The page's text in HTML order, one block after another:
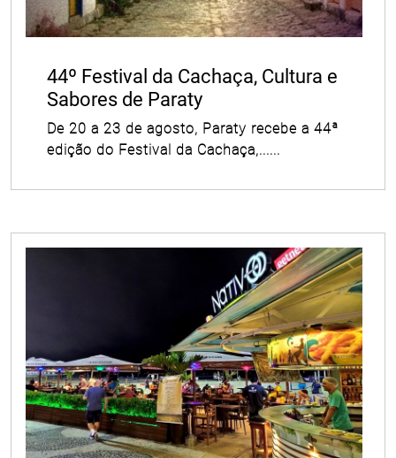
44º Festival da Cachaça, Cultura e
Sabores de Paraty
De 20 a 23 de agosto, Paraty recebe a 44ª
edição do Festival da Cachaça,......